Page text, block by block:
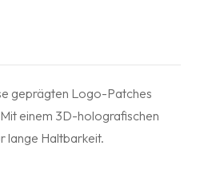
geprägten Logo-Patches
einem 3D-holografischen
lange Haltbarkeit.